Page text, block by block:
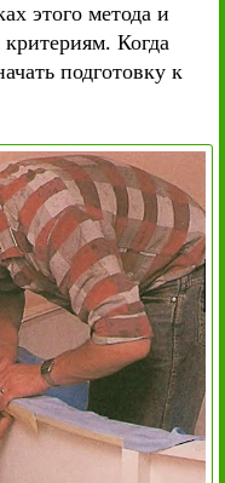
этого метода и
критериям. Когда
подготовку к